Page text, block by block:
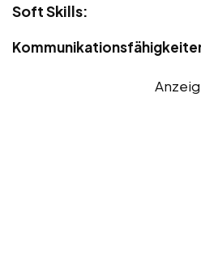
Soft Skills: